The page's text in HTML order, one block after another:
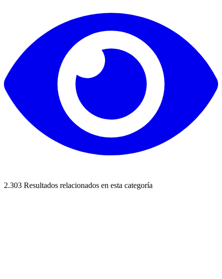
2.303 Resultados relacionados en esta categoría